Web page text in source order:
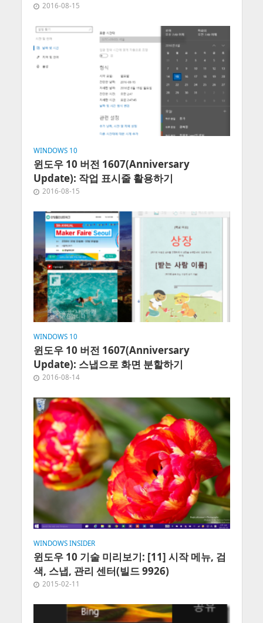
2016-08-15
WINDOWS 10
윈도우 10 버전 1607(Anniversary
Update): 작업 표시줄 활용하기
2016-08-15
WINDOWS 10
윈도우 10 버전 1607(Anniversary
Update): 스냅으로 화면 분할하기
2016-08-14
WINDOWS INSIDER
윈도우 10 기술 미리보기: [11] 시작 메뉴, 검
색, 스냅, 관리 센터(빌드 9926)
2015-02-11